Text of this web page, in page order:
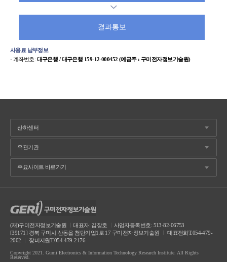
결과통보
사용료 납부정보
· 계좌번호: 대구은행 / 대구은행 159-12-000452 (예금주 : 구미전자정보기술원)
(재)구미전자정보기술원 ㅣ대표자: 김장호
사업자등록번호: 513-82-06753
[39171] 경북 구미시 산동읍 첨단기업1로 17 구미전자정보기술원
대표전화T.054-479-
2002
장비지원T.054-479-2176
Copyright 2021. Gumi Electronics & Information Technology Research Institute. All Rights
Reserved.